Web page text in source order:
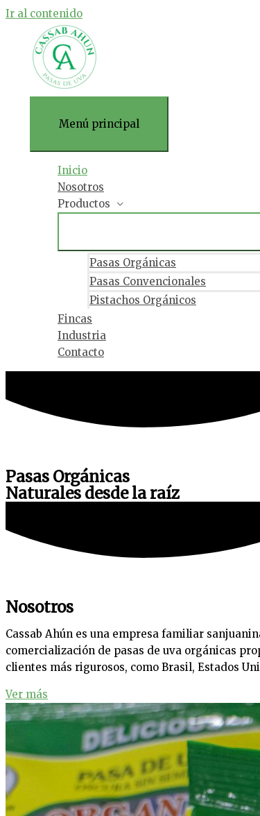
Ir al contenido
Menú principal
Inicio
Nosotros
Productos
Pasas Orgánicas
Pasas Convencionales
Pistachos Orgánicos
Fincas
Industria
Contacto
Pasas Orgánicas
Naturales desde la raíz
Nosotros
Cassab Ahún es una empresa familiar
comercialización de pasas de uva orgánicas
clientes más rigurosos, como Brasil, Estados
Ver más